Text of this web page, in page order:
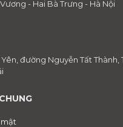
- Hai Bà Trưng - Hà Nội
đường Nguyễn Tất Thành,